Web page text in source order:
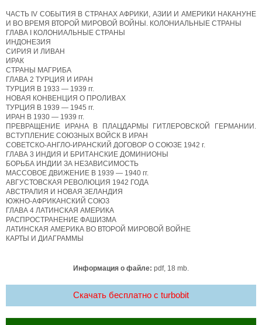
ЧАСТЬ IV СОБЫТИЯ В СТРАНАХ АФРИКИ, АЗИИ И АМЕРИКИ НАКАНУНЕ
И BO ВРЕМЯ ВТОРОЙ МИРОВОЙ ВОЙНЫ. КОЛОНИАЛЬНЫЕ СТРАНЫ
ГЛАВА I КОЛОНИАЛЬНЫЕ СТРАНЫ
ИНДОНЕЗИЯ
СИРИЯ И ЛИВАН
ИРАК
СТРАНЫ МАГРИБА
ГЛАВА 2 ТУРЦИЯ И ИРАН
ТУРЦИЯ В 1933 — 1939 гг.
НОВАЯ КОНВЕНЦИЯ О ПРОЛИВАХ
ТУРЦИЯ В 1939 — 1945 гг.
ИРАН В 1930 — 1939 гг.
ПРЕВРАЩЕНИЕ ИРАНА В ПЛАЦДАРМЫ ГИТЛЕРОВСКОЙ ГЕРМАНИИ.
ВСТУПЛЕНИЕ СОЮЗНЫХ ВОЙСК В ИРАН
СОВЕТСКО-АНГЛО-ИРАНСКИЙ ДОГОВОР О СОЮЗЕ 1942 г.
ГЛАВА 3 ИНДИЯ И БРИТАНСКИЕ ДОМИНИОНЫ
БОРЬБА ИНДИИ ЗА НЕЗАВИСИМОСТЬ
МАССОВОЕ ДВИЖЕНИЕ В 1939 — 1940 гг.
АВГУСТОВСКАЯ РЕВОЛЮЦИЯ 1942 ГОДА
АВСТРАЛИЯ И НОВАЯ ЗЕЛАНДИЯ
ЮЖНО-АФРИКАНСКИЙ СОЮЗ
ГЛАВА 4 ЛАТИНСКАЯ АМЕРИКА
РАСПРОСТРАНЕНИЕ ФАШИЗМА
ЛАТИНСКАЯ АМЕРИКА ВО ВТОРОЙ МИРОВОЙ ВОЙНЕ
КАРТЫ И ДИАГРАММЫ
Информация о файле: pdf, 18 mb.
Скачать бесплатно c turbobit